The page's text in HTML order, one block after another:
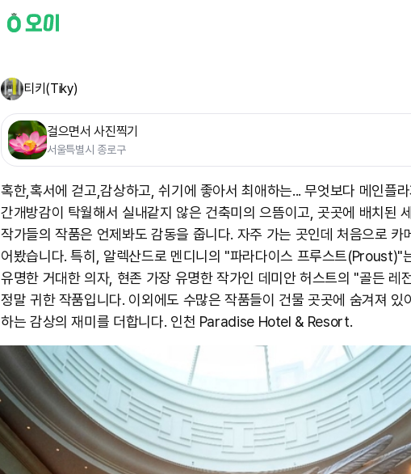
티키(Tiky)
걸으면서 사진찍기
서울특별시 종로구
혹한,혹서에 걷고,감상하고, 쉬기에 좋아서 최애하는... 무엇보다 메인플
간개방감이 탁월해서 실내같지 않은 건축미의 으뜸이고, 곳곳에 배치된
작가들의 작품은 언제봐도 감동을 줍니다. 자주 가는 곳인데 처음으로 카
어봤습니다. 특히, 알렉산드로 멘디니의 "파라다이스 프루스트(Proust)"
유명한 거대한 의자, 현존 가장 유명한 작가인 데미안 허스트의 "골든 레
정말 귀한 작품입니다. 이외에도 수많은 작품들이 건물 곳곳에 숨겨져 있
하는 감상의 재미를 더합니다. 인천 Paradise Hotel & Resort. ​